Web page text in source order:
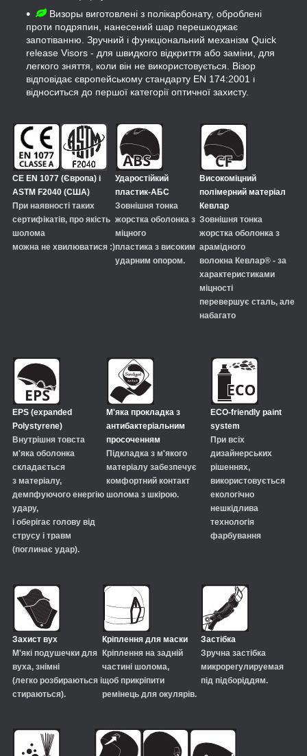
Визоры виготовлені з полікарбонату, оброблені
проти подряпин, нанесений шар перешкоджає
запотіванню. Зручний і функціональний механізм Quick
release Visors - для швидкого відкриття або заміни, для
легкого зняття, коли він не використовується. Візор
відповідає європейському стандарту EN 174:2001 і
відноситься до першої категорії оптичної захисту.
CE EN 1077 (Європа) і
ASTM F2040 (США)
При наявності таких
сертифікатів, про якість
шолома
можна не хвилюватися :)
Ударостійкий
пластик-АБС
Зовнішня тонка
жорстка оболонка з
міцного
пластика з високим
ударним опором.
Високоміцний
полімерний матеріал
Кевлар
Зовнішня тонка
жорстка оболонка з
арамідного
волокна Кевлар® - за
характеристиками
міцності
перевершує сталь, але
набагато
EPS (expanded
Polystyrene)
Внутрішня товста
м'яка оболонка
складається
з матеріалу,
демпфуючого енергію
удару,
і оберігає голову від
струсу і травм
(поглинає удар).
М'яка прокладка з
антибактеріальним
просоченням
Підкладка з м'якого
матеріалу забезпечує
комфортний контакт
шолома з шкірою.
ECO-friendly paint
system
При всіх
дизайнерських
рішеннях,
використовується
екологічно
нешкідлива
технологія
фарбування
Захист вух
М'які подушечки для
вуха, знімні
(легко розбираються і
стираються).
Кріплення для маски
Кріплення на задній
частині шолома,
щоб прикріпити
ремінець для окулярів.
Застібка
Зручна застібка
микрорегулируемая
під підборіддям.